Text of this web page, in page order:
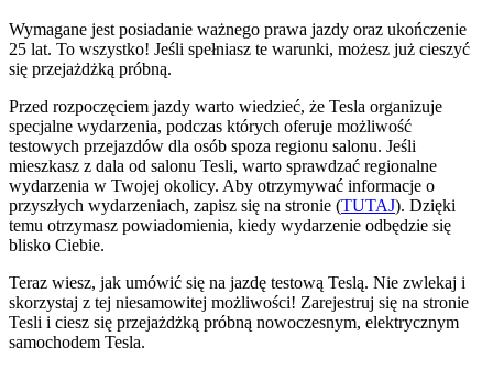
Wymagane jest posiadanie ważnego prawa jazdy oraz ukończenie
25 lat. To wszystko! Jeśli spełniasz te warunki, możesz już cieszyć
się przejażdżką próbną.
Przed rozpoczęciem jazdy warto wiedzieć, że Tesla organizuje
specjalne wydarzenia, podczas których oferuje możliwość
testowych przejazdów dla osób spoza regionu salonu. Jeśli
mieszkasz z dala od salonu Tesli, warto sprawdzać regionalne
wydarzenia w Twojej okolicy. Aby otrzymywać informacje o
przyszłych wydarzeniach, zapisz się na stronie (TUTAJ). Dzięki
temu otrzymasz powiadomienia, kiedy wydarzenie odbędzie się
blisko Ciebie.
Teraz wiesz, jak umówić się na jazdę testową Teslą. Nie zwlekaj i
skorzystaj z tej niesamowitej możliwości! Zarejestruj się na stronie
Tesli i ciesz się przejażdżką próbną nowoczesnym, elektrycznym
samochodem Tesla.